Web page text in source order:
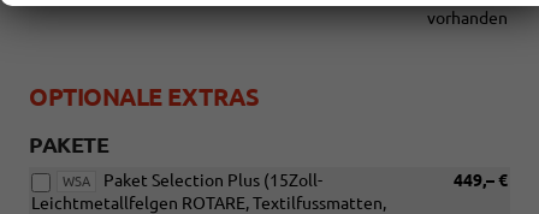
vorhanden
OPTIONALE EXTRAS
PAKETE
WSA 449,– €
Paket Selection Plus (15Zoll-
Leichtmetallfelgen ROTARE, Textilfussmatten,